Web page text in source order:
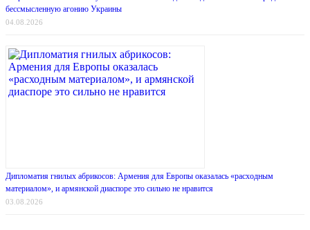
бессмысленную агонию Украины
04.08.2026
Дипломатия гнилых абрикосов: Армения для Европы оказалась «расходным
материалом», и армянской диаспоре это сильно не нравится
03.08.2026